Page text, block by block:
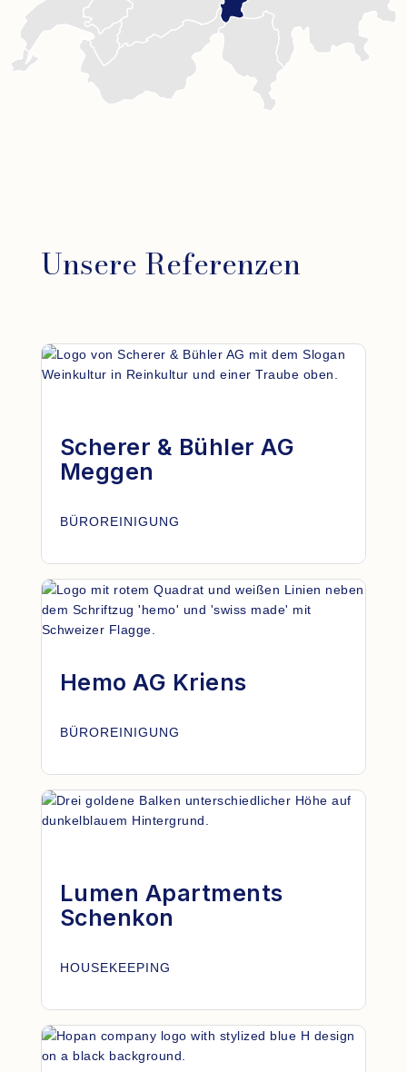
Unsere Referenzen
Scherer & Bühler AG
Meggen
BÜROREINIGUNG
Hemo AG Kriens
BÜROREINIGUNG
Lumen Apartments
Schenkon
HOUSEKEEPING